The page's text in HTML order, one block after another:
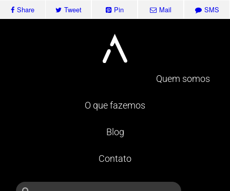
Share Tweet Pin Mail SMS
Quem somos
O que fazemos
Blog
Contato